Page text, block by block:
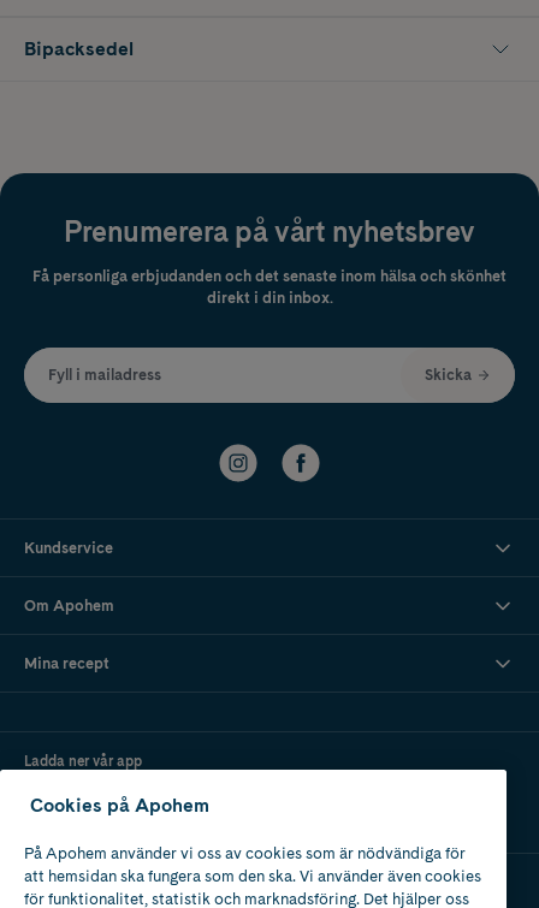
Bipacksedel
Prenumerera på vårt nyhetsbrev
Få personliga erbjudanden och det senaste inom hälsa och skönhet
direkt i din inbox.
Fyll i mailadress Skicka
Kundservice
Om Apohem
Mina recept
Ladda ner vår app
Cookies på Apohem
På Apohem använder vi oss av cookies som är nödvändiga för
att hemsidan ska fungera som den ska. Vi använder även cookies
för funktionalitet, statistik och marknadsföring. Det hjälper oss